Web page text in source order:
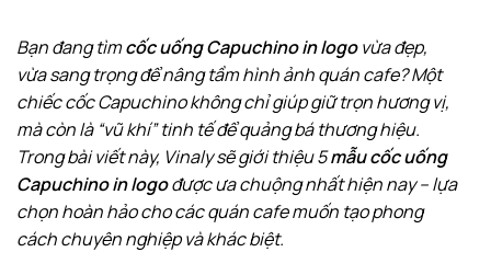
Bạn đang tìmcốc uống Capuchino in logovừa đẹp,
vừa sang trọng để nâng tầm hình ảnh quán cafe? Một
chiếc cốc Capuchino không chỉ giúp giữ trọn hương vị,
mà còn là “vũ khí” tinh tế để quảng bá thương hiệu.
Trong bài viết này, Vinaly sẽ giới thiệu 5mẫu cốc uống
Capuchino in logođược ưa chuộng nhất hiện nay – lựa
chọn hoàn hảo cho các quán cafe muốn tạo phong
cách chuyên nghiệp và khác biệt.